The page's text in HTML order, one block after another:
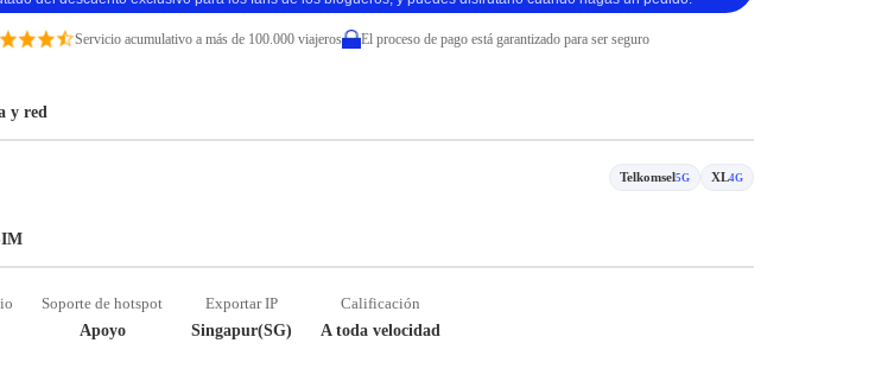
Servicio acumulativo a más de 100.000 viajeros El proceso de pago está garantizado para ser seguro
y red
Telkomsel5G XL4G
Soporte de hotspot
Apoyo
Exportar IP
Singapur(SG)
Calificación
A toda velocidad